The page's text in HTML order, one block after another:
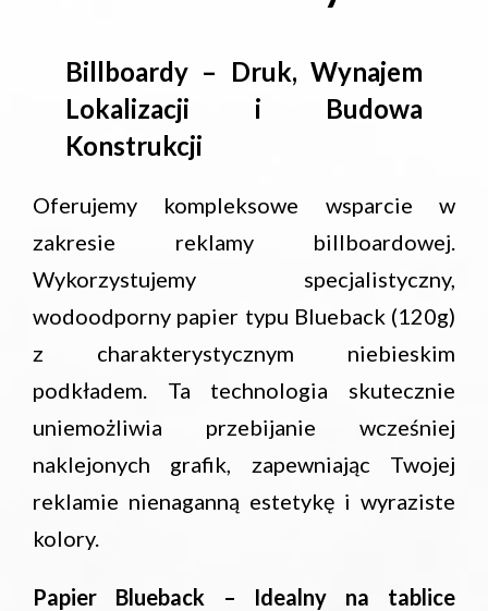
Billboardy – Druk, Wynajem
Lokalizacji i Budowa
Konstrukcji
Oferujemy kompleksowe wsparcie w
zakresie reklamy billboardowej.
Wykorzystujemy specjalistyczny,
wodoodporny papier typu Blueback (120g)
z charakterystycznym niebieskim
podkładem. Ta technologia skutecznie
uniemożliwia przebijanie wcześniej
naklejonych grafik, zapewniając Twojej
reklamie nienaganną estetykę i wyraziste
kolory.
Papier Blueback – Idealny na tablice